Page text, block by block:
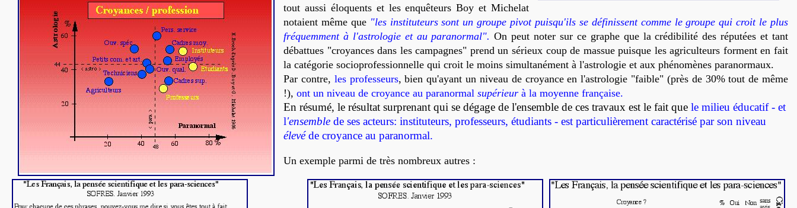
tout aussi éloquents et les enquêteurs Boy et Michelat
notaient même que "les instituteurs sont un groupe pivot puisqu'ils se définissent comme le groupe qui croit le plus
fréquemment à l'astrologie et au paranormal". On peut noter sur ce graphe que la crédibilité des réputées et tant
débattues "croyances dans les campagnes" prend un sérieux coup de massue puisque les agriculteurs forment en fait
la catégorie socioprofessionnelle qui croit le moins simultanément à l'astrologie et aux phénomènes paranormaux.
Par contre, les professeurs, bien qu'ayant un niveau de croyance en l'astrologie "faible" (près de 30% tout de même
!), ont un niveau de croyance au paranormal supérieur à la moyenne française.
En résumé, le résultat surprenant qui se dégage de l'ensemble de ces travaux est le fait que le milieu éducatif - et
l'ensemble de ses acteurs: instituteurs, professeurs, étudiants - est particulièrement caractérisé par son niveau
élevéde croyance au paranormal.
Un exemple parmi de très nombreux autres :